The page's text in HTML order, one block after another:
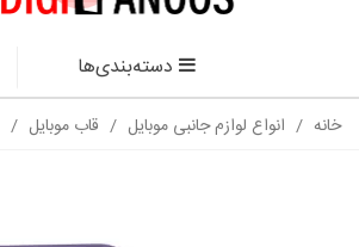
دسته‌بندی‌ها
خانه / انواع لوازم جانبی موبایل / قاب موبایل /